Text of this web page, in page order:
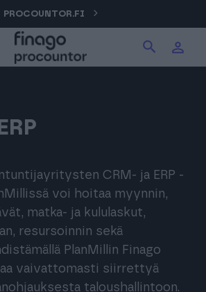
PROCOUNTOR.FI
CRM- ja ERP -
voi hoitaa myynnin,
matka- ja kululaskut,
resursoinnin sekä
PlanMillin Finago
vaivattomasti siirrettyä
taloushallintoon.